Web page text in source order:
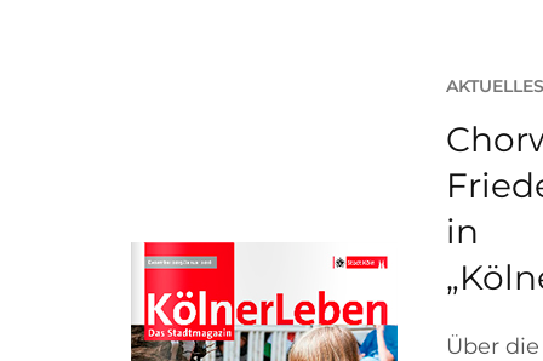
AKTUELLES
in
Über